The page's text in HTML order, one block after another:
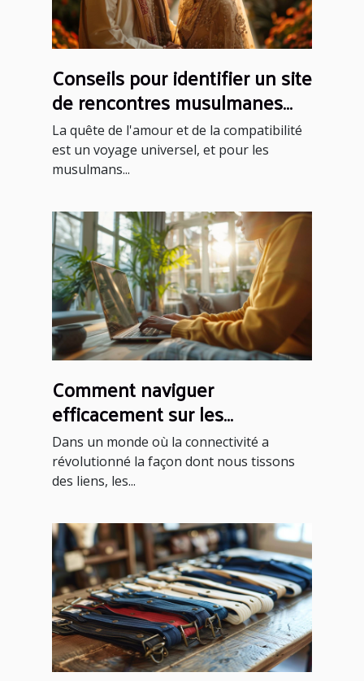
Conseils pour identifier un site
de rencontres musulmanes
fiable et sérieux
La quête de l'amour et de la compatibilité
est un voyage universel, et pour les
musulmans...
Comment naviguer
efficacement sur les
plateformes de rencontres
sérieuses
Dans un monde où la connectivité a
révolutionné la façon dont nous tissons
des liens, les...